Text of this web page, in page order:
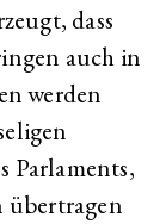
dass
auch in
werden
Parlaments,
übertragen